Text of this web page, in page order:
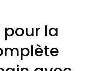
pour la